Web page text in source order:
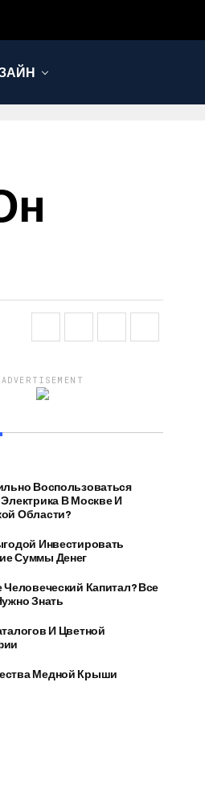
ADVERTISEMENT
Воспользоваться
В Москве И
Области?
Инвестировать
Суммы Денег
Человеческий Капитал? Все
Знать
И Цветной
Медной Крыши